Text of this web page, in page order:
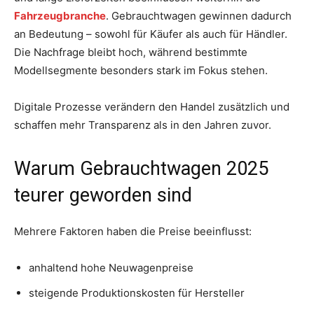
Fahrzeugbranche. Gebrauchtwagen gewinnen dadurch
an Bedeutung – sowohl für Käufer als auch für Händler.
Die Nachfrage bleibt hoch, während bestimmte
Modellsegmente besonders stark im Fokus stehen.
Digitale Prozesse verändern den Handel zusätzlich und
schaffen mehr Transparenz als in den Jahren zuvor.
Warum Gebrauchtwagen 2025
teurer geworden sind
Mehrere Faktoren haben die Preise beeinflusst:
anhaltend hohe Neuwagenpreise
steigende Produktionskosten für Hersteller